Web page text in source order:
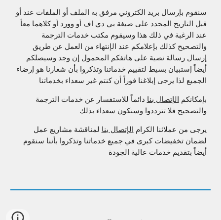
سنقوم بإرسال بريد الكتروني مرفق به الملف أو الملفات عند أو
قبل التاريخ المحدد على صيغة بي دي اف أو وورد أو كلاهما معاً
عند الرغبة في ذلك هذا وسيقوم مكتب خدمات الترجمة
والتصحيح كذلك بإعلامكم عند الإنتهاء من العمل عن طريق
إرسال رسالة نصية على هاتفكم المحمول إن وجد وسيصلكم
أيضاً إستبيان بسيط لتقييم خدماتنا وتذكروا بأن شعارنا هو إرضاء
الجميع لذا يرجى إبلاغنا فوراً أن كنتم غير سعداء بخدماتنا
بإمكانكم الإتصال بنا دائماً للاستفسار عن خدمات الترجمة
والتصحيح فلا تترددوا وسنكون سعداء بذلك
يرجى من عملائنا الكرام الإتصال بنا لمناقشة مشاريع عمل
لضمان تخفيضات كبرى في جميع خدماتنا وتذكروا بأننا سنقوم
أيضاً بتقديم خدمات عالية الجودة